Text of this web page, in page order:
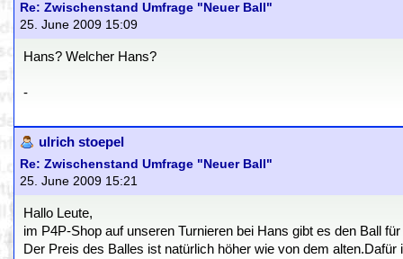
Re: Zwischenstand Umfrage "Neuer Ball"
25. June 2009 15:09
Hans? Welcher Hans?
-
ulrich stoepel
Re: Zwischenstand Umfrage "Neuer Ball"
25. June 2009 15:21
Hallo Leute,
im P4P-Shop auf unseren Turnieren bei Hans gibt es den Ball
Der Preis des Balles ist natürlich höher wie von dem alten.Dafür